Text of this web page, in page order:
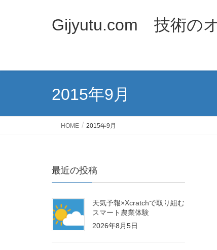
Gijyutu.com 技術の
2015年9月
HOME 2015年9月
最近の投稿
天気予報×Xcratchで取り組む
スマート農業体験
2026年8月5日